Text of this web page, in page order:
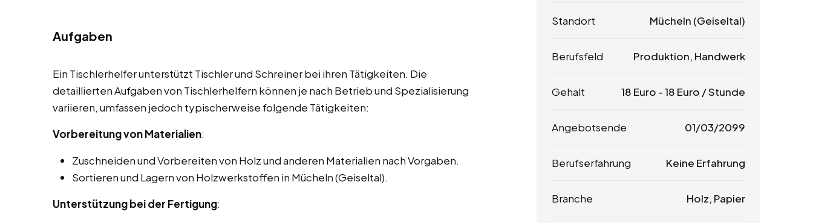
Aufgaben
Ein Tischlerhelfer unterstützt Tischler und Schreiner bei ihren Tätigkeiten. Die
detaillierten Aufgaben von Tischlerhelfern können je nach Betrieb und Spezialisierung
variieren, umfassen jedoch typischerweise folgende Tätigkeiten:
Vorbereitung von Materialien:
Zuschneiden und Vorbereiten von Holz und anderen Materialien nach Vorgaben.
Sortieren und Lagern von Holzwerkstoffen in Mücheln (Geiseltal).
Unterstützung bei der Fertigung:
Standort Mücheln (Geiseltal)
Berufsfeld Produktion, Handwerk
Gehalt 18 Euro -18 Euro / Stunde
Angebotsende 01/03/2099
Berufserfahrung Keine Erfahrung
Branche Holz, Papier